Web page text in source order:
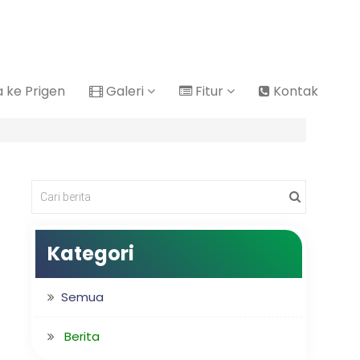
Prigen Galeri Fitur Kontak
Kategori
Semua
Berita